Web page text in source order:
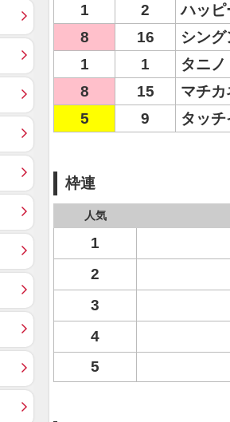
1 2 ハッピ
8
16 シング
1
1 タニノ
8
15 マチカ
5
9 タッ
枠連
人気
1
2
3
4
5